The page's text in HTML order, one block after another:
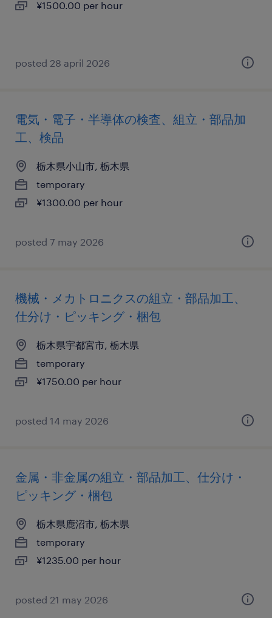
¥1500.00 per hour
posted 28 april 2026
電気・電子・半導体の検査、組立・部品加
工、検品
栃木県小山市, 栃木県
temporary
¥1300.00 per hour
posted 7 may 2026
機械・メカトロニクスの組立・部品加工、
仕分け・ピッキング・梱包
栃木県宇都宮市, 栃木県
temporary
¥1750.00 per hour
posted 14 may 2026
金属・非金属の組立・部品加工、仕分け・
ピッキング・梱包
栃木県鹿沼市, 栃木県
temporary
¥1235.00 per hour
posted 21 may 2026